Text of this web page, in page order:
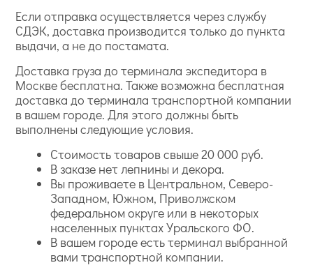
Если отправка осуществляется через службу
СДЭК, доставка производится только до пункта
выдачи, а не до постамата.
Доставка груза до терминала экспедитора в
Москве бесплатна. Также возможна бесплатная
доставка до терминала транспортной компании
в вашем городе. Для этого должны быть
выполнены следующие условия.
Стоимость товаров свыше 20 000 руб.
В заказе нет лепнины и декора.
Вы проживаете в Центральном, Северо-
Западном, Южном, Приволжском
федеральном округе или в некоторых
населенных пунктах Уральского ФО.
В вашем городе есть терминал выбранной
вами транспортной компании.